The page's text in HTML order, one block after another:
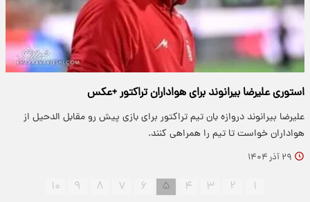
استوری علیرضا بیرانوند برای هواداران تراکتور +عکس
علیرضا بیرانوند دروازه بان تیم تراکتور برای بازی پیش رو مقابل الدحیل از
هواداران خواست تا تیم را همراهی کنند.
۲۹ آذر ۱۴۰۴
۱ ۲ ۳ ۴ ۵ ۶ ۷ ۸ ۹ ۱۰